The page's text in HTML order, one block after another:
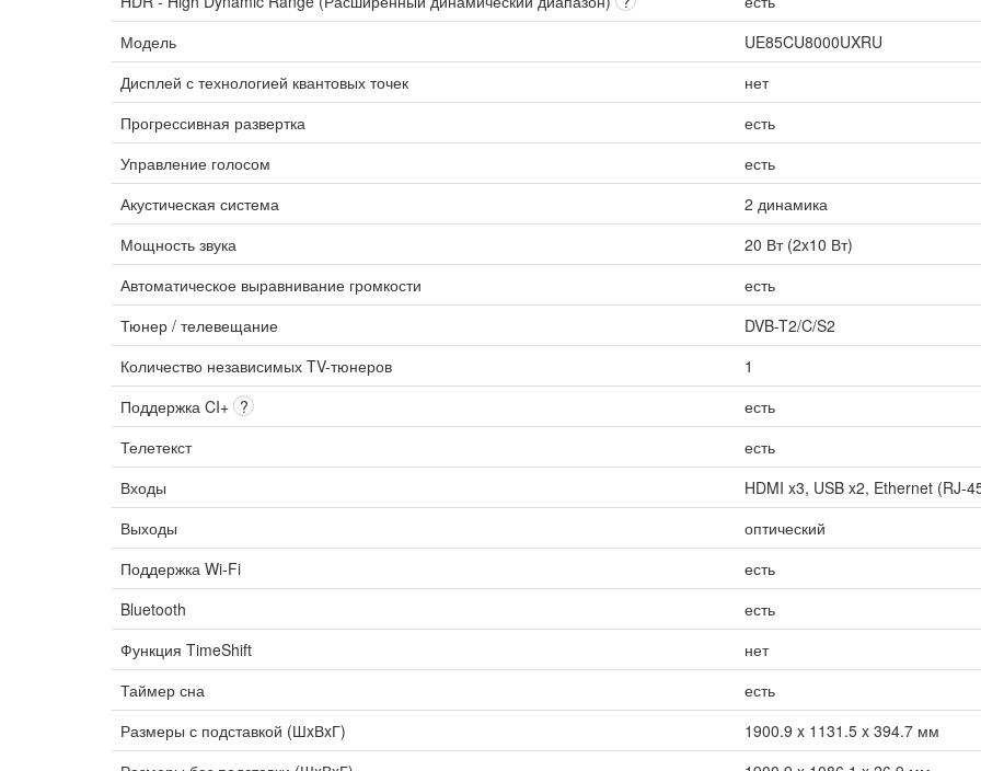
Модель
UE85CU8000UXRU
Дисплей с технологией квантовых точек
нет
Прогрессивная развертка
есть
Управление голосом
есть
Акустическая система
2 динамика
Мощность звука
20 Вт (2x10 Вт)
Автоматическое выравнивание громкости
есть
Тюнер / телевещание
DVB-T2/C/S2
Количество независимых TV-тюнеров
1
Поддержка CI+ ?
есть
Телетекст
есть
Входы
HDMI x3, USB x2, Ethernet (RJ-
Выходы
оптический
Поддержка Wi-Fi
есть
Bluetooth
есть
Функция TimeShift
нет
Таймер сна
есть
Размеры с подставкой (ШxВxГ)
1900.9 x 1131.5 x 394.7 мм